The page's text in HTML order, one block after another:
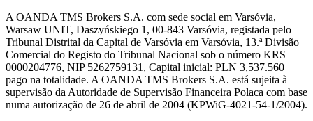
A OANDA TMS Brokers S.A. com sede social em Varsóvia,
Warsaw UNIT, Daszyńskiego 1, 00-843 Varsóvia, registada pelo
Tribunal Distrital da Capital de Varsóvia em Varsóvia, 13.ª Divisão
Comercial do Registo do Tribunal Nacional sob o número KRS
0000204776, NIP 5262759131, Capital inicial: PLN 3,537.560
pago na totalidade. A OANDA TMS Brokers S.A. está sujeita à
supervisão da Autoridade de Supervisão Financeira Polaca com base
numa autorização de 26 de abril de 2004 (KPWiG-4021-54-1/2004).